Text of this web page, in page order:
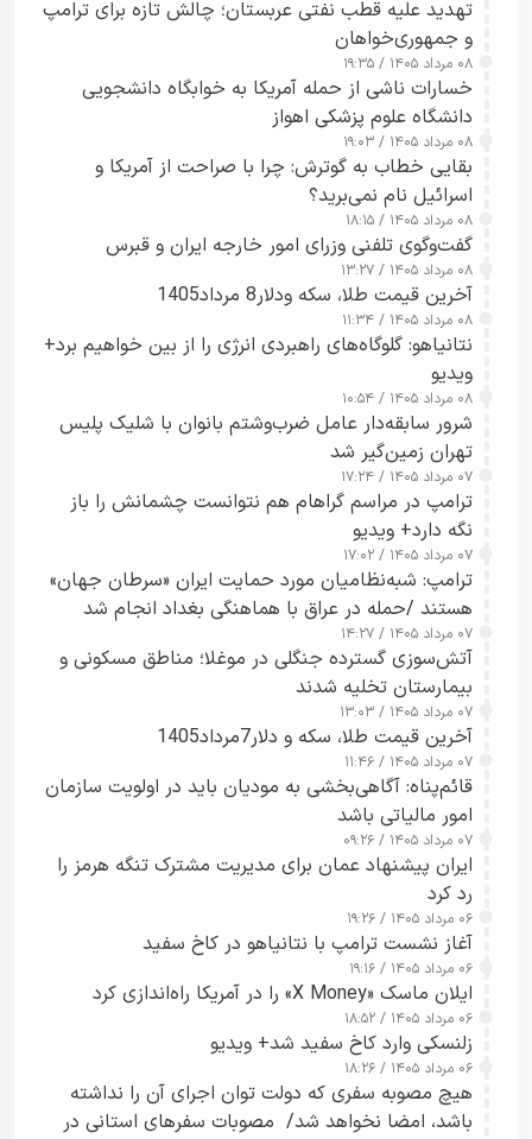
تهدید علیه قطب نفتی عربستان؛ چالش تازه برای ترامپ
و جمهوری‌خواهان
۰۸ مرداد ۱۴۰۵ / ۱۹:۳۵
خسارات ناشی از حمله آمریکا به خوابگاه دانشجویی
دانشگاه علوم پزشکی اهواز
۰۸ مرداد ۱۴۰۵ / ۱۹:۰۳
بقایی خطاب به گوترش: چرا با صراحت از آمریکا و
اسرائیل نام نمی‌برید؟
۰۸ مرداد ۱۴۰۵ / ۱۸:۱۵
گفت‌وگوی تلفنی وزرای امور خارجه ایران و قبرس
۰۸ مرداد ۱۴۰۵ / ۱۳:۲۷
آخرین قیمت طلا، سکه ودلار8 مرداد1405
۰۸ مرداد ۱۴۰۵ / ۱۱:۳۴
نتانیاهو: گلوگاه‌های راهبردی انرژی را از بین خواهیم برد+
ویدیو
۰۸ مرداد ۱۴۰۵ / ۱۰:۵۴
شرور سابقه‌دار عامل ضرب‌وشتم بانوان با شلیک پلیس
تهران زمین‌گیر شد
۰۷ مرداد ۱۴۰۵ / ۱۷:۲۴
ترامپ در مراسم گراهام هم نتوانست چشمانش را باز
نگه دارد+ ویدیو
۰۷ مرداد ۱۴۰۵ / ۱۷:۰۲
ترامپ: شبه‌نظامیان مورد حمایت ایران «سرطان جهان»
هستند /حمله در عراق با هماهنگی بغداد انجام شد
۰۷ مرداد ۱۴۰۵ / ۱۴:۲۷
آتش‌سوزی گسترده جنگلی در موغلا؛ مناطق مسکونی و
بیمارستان تخلیه شدند
۰۷ مرداد ۱۴۰۵ / ۱۳:۰۳
آخرین قیمت طلا، سکه و دلار7مرداد1405
۰۷ مرداد ۱۴۰۵ / ۱۱:۴۶
قائم‌پناه: آگاهی‌بخشی به مودیان باید در اولویت سازمان
امور مالیاتی باشد
۰۷ مرداد ۱۴۰۵ / ۰۹:۲۶
ایران پیشنهاد عمان برای مدیریت مشترک تنگه هرمز را
رد کرد
۰۶ مرداد ۱۴۰۵ / ۱۹:۲۶
آغاز نشست ترامپ با نتانیاهو در کاخ سفید
۰۶ مرداد ۱۴۰۵ / ۱۹:۱۶
ایلان ماسک «X Money» را در آمریکا راه‌اندازی کرد
۰۶ مرداد ۱۴۰۵ / ۱۸:۵۲
زلنسکی وارد کاخ سفید شد+ ویدیو
۰۶ مرداد ۱۴۰۵ / ۱۸:۲۶
هیچ مصوبه سفری که دولت توان اجرای آن را نداشته
باشد، امضا نخواهد شد/ مصوبات سفرهای استانی در